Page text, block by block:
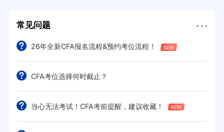
常见问题
26年全新CFA报名流程&预约考位流程！
CFA考位选择何时截止？
当心无法考试！CFA考前提醒，建议收藏！